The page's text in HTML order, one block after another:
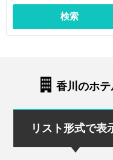
検索
香川のホ
リスト形式で表